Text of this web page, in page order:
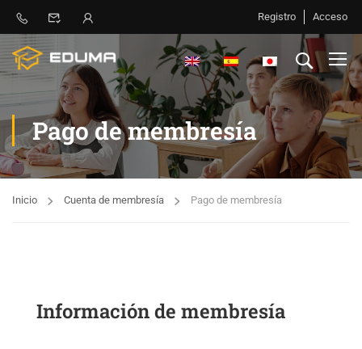
Registro Acceso
Pago de membresía
Inicio Cuenta de membresía Pago de membresía
Información de membresía